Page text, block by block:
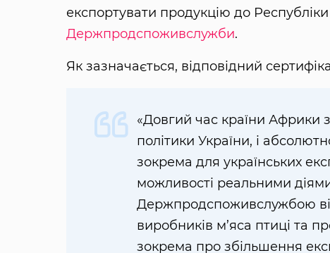
експортувати продукцію до
Держпродспоживслужби.
Як зазначається, відповідний
«Довгий час країни Африки
політики України, і
зокрема для українських
можливості реальними
Держпродспоживслужбою
виробників м’яса птиці та
зокрема про збільшення